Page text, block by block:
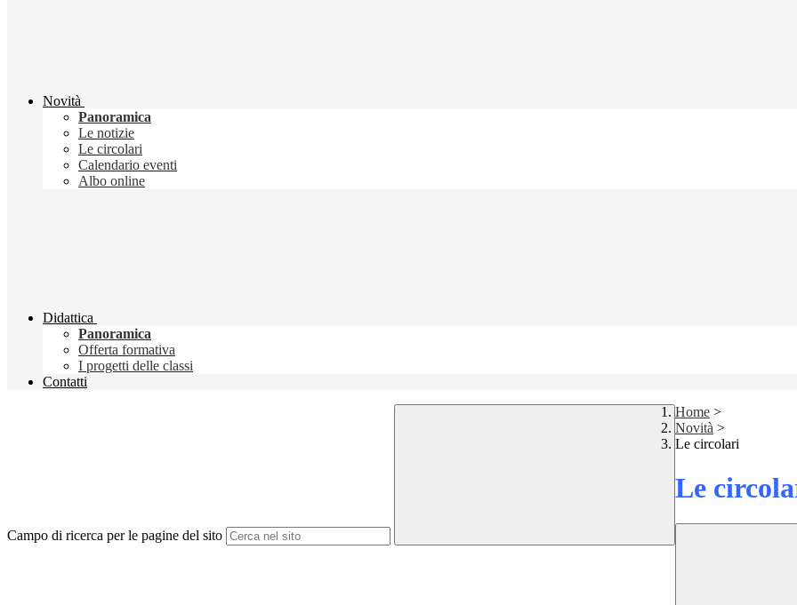
Novità
Panoramica
Le notizie
Le circolari
Calendario eventi
Albo online
Didattica
Panoramica
Offerta formativa
I progetti delle classi
Contatti
Campo di ricerca per le pagine del sito
Home >
Novità >
Le circolari
Le